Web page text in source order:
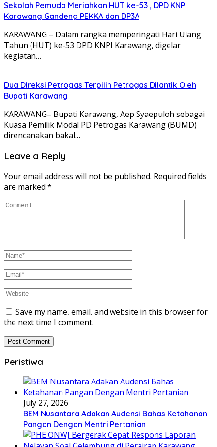
Sekolah Pemuda Meriahkan HUT ke-53 , DPD KNPI
Karawang Gandeng PEKKA dan DP3A
KARAWANG – Dalam rangka memperingati Hari Ulang
Tahun (HUT) ke-53 DPD KNPI Karawang, digelar
kegiatan…
Dua DIreksi Petrogas Terpilih Petrogas Dilantik Oleh
Bupati Karawang
KARAWANG– Bupati Karawang, Aep Syaepuloh sebagai
Kuasa Pemilik Modal PD Petrogas Karawang (BUMD)
direncanakan bakal…
Leave a Reply
Your email address will not be published. Required fields
are marked *
Save my name, email, and website in this browser for
the next time I comment.
Peristiwa
July 27, 2026
BEM Nusantara Adakan Audensi Bahas Ketahanan
Pangan Dengan Mentri Pertanian